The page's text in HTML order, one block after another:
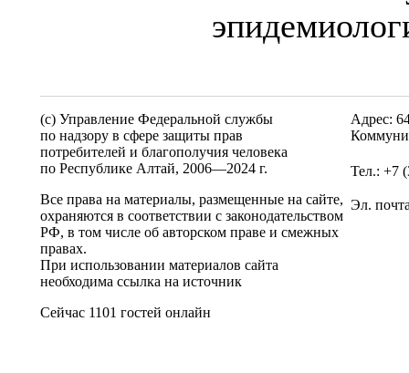
(c) Управление Федеральной службы
по надзору в сфере защиты прав
потребителей и благополучия человека
по Республике Алтай, 2006—2024 г.
Все права на материалы, размещенные на сайте,
охраняются в соответствии с законодательством
РФ, в том числе об авторском праве и смежных
правах.
При использовании материалов сайта
необходима ссылка на источник
Сейчас 1101 гостей онлайн
Адрес:
Тел.: +7
Эл.